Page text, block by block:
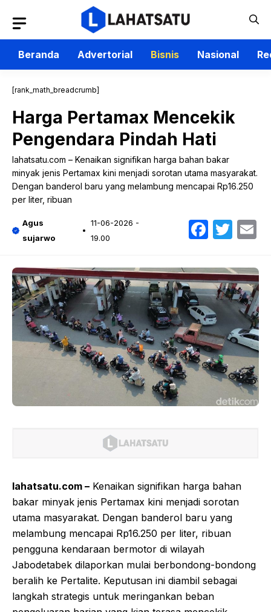
isi
Beranda
Advertorial Bisnis Nasional
[rank_math_breadcrumb]
Harga Pertamax Mencekik
Pengendara Pindah Hati
lahatsatu.com – Kenaikan signifikan harga bahan bakar
minyak jenis Pertamax kini menjadi sorotan utama masyarakat.
Dengan banderol baru yang melambung mencapai Rp16.250
per liter, ribuan
Agus
sujarwo
11-06-2026 -
19.00
lahatsatu.com – Kenaikan signifikan harga bahan
bakar minyak jenis Pertamax kini menjadi sorotan
utama masyarakat. Dengan banderol baru yang
melambung mencapai Rp16.250 per liter, ribuan
pengguna kendaraan bermotor di wilayah
Jabodetabek dilaporkan mulai berbondong-bondong
beralih ke Pertalite. Keputusan ini diambil sebagai
langkah strategis untuk meringankan beban